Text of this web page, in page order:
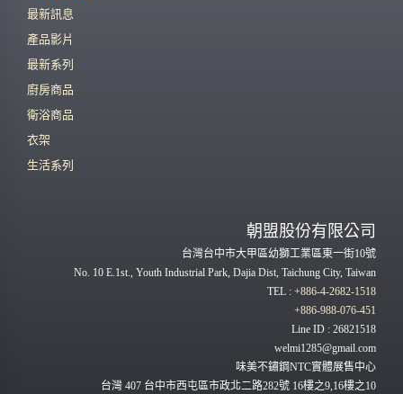
最新訊息
產品影片
最新系列
廚房商品
衛浴商品
衣架
生活系列
朝盟股份有限公司
台灣台中市大甲區幼獅工業區東一街10號
No. 10 E.1st., Youth Industrial Park, Dajia Dist, Taichung City, Taiwan
TEL : +886-4-2682-1518
+886-988-076-451
Line ID : 26821518
welmi1285@gmail.com
味美不鏽鋼NTC實體展售中心
台灣 407 台中市西屯區市政北二路282號 16樓之9,16樓之10